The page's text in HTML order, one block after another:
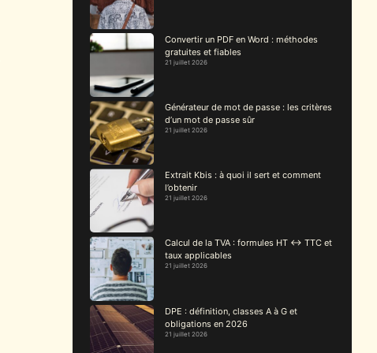
Convertir un PDF en Word : méthodes
gratuites et fiables
21 juillet 2026
Générateur de mot de passe : les critères
d’un mot de passe sûr
21 juillet 2026
Extrait Kbis : à quoi il sert et comment
l’obtenir
21 juillet 2026
Calcul de la TVA : formules HT ↔ TTC et
taux applicables
21 juillet 2026
DPE : définition, classes A à G et
obligations en 2026
21 juillet 2026